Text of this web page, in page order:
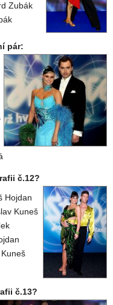
Zubák
pár:
č.12?
Hojdan
Kuneš
č.13?